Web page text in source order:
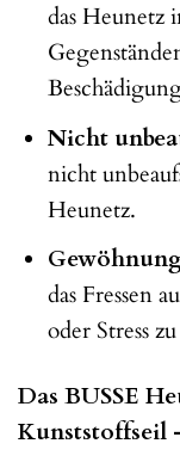
das Heunetz
Nicht
nicht
Heunetz.
das Fressen
oder Stress
Das BUSSE
Kunststoffseil